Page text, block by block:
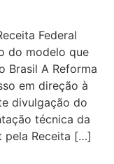
Federal
do modelo que
Brasil A Reforma
em direção à
divulgação do
técnica da
pela Receita […]